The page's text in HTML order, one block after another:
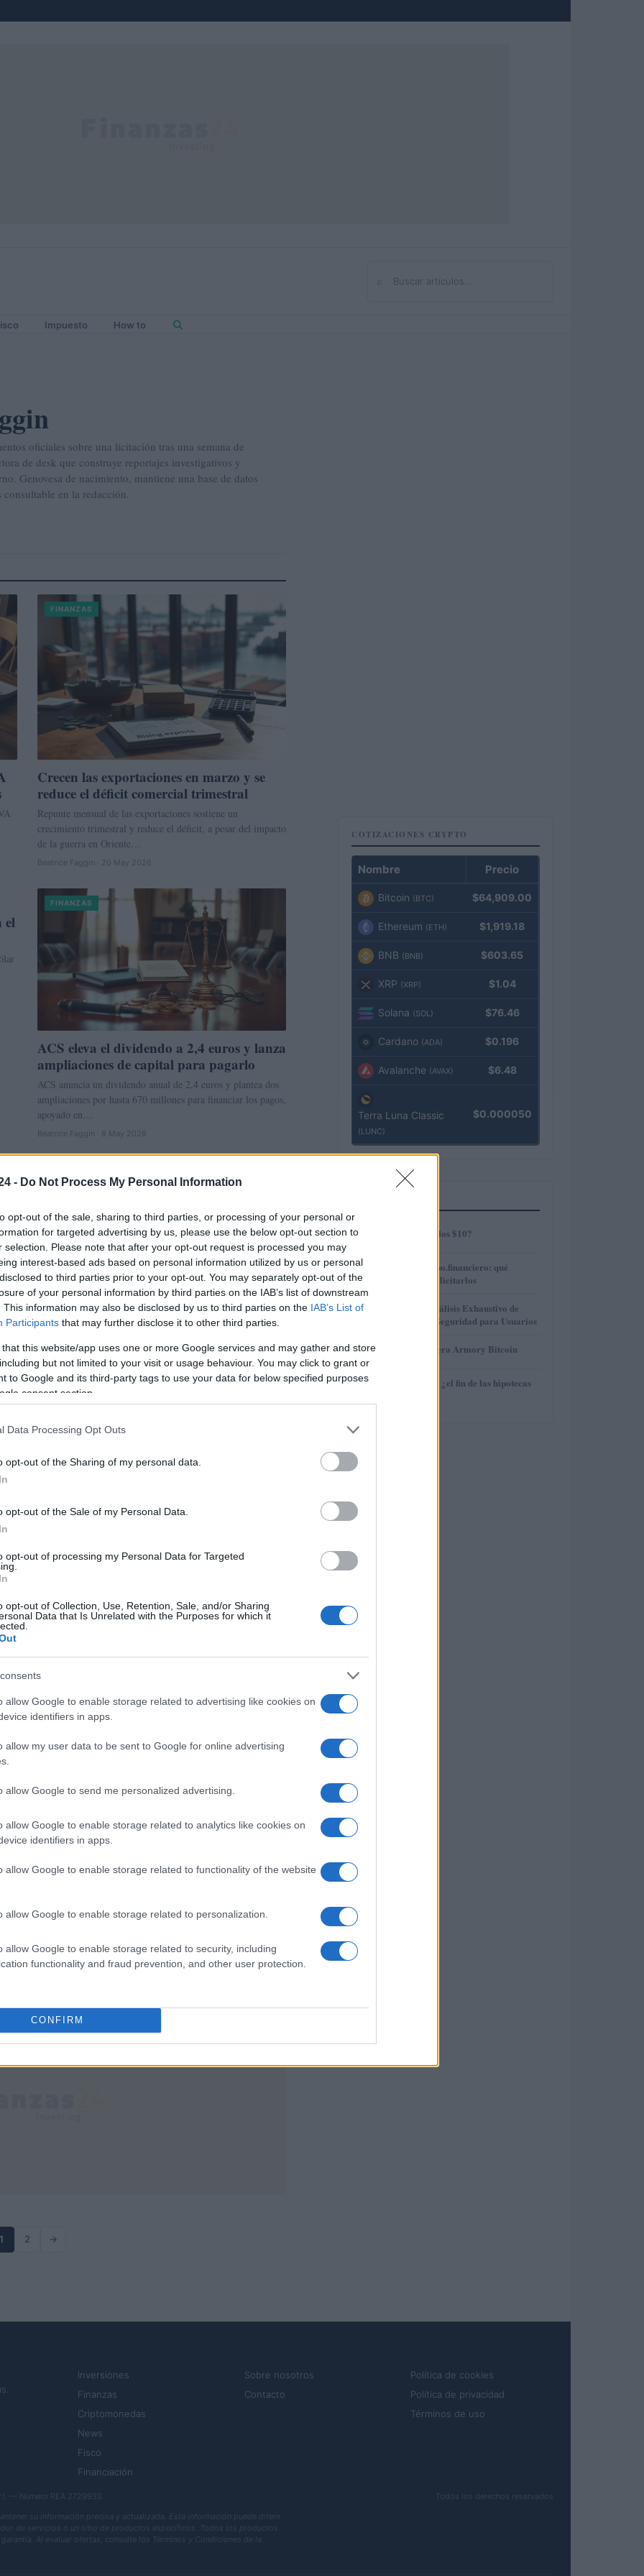
- Do Not Process My Personal Information
opt-out of the sale, sharing to third parties, or processing of your personal or
for targeted advertising by us, please use the below opt-out section to
selection. Please note that after your opt-out request is processed you may
interest-based ads based on personal information utilized by us or personal
to third parties prior to your opt-out. You may separately opt-out of the
of your personal information by third parties on the IAB’s list of downstream
This information may also be disclosed by us to third parties on the IAB’s List of
Participants that may further disclose it to other third parties.
that this website/app uses one or more Google services and may gather and store
but not limited to your visit or usage behaviour. You may click to grant or
to Google and its third-party tags to use your data for below specified purposes
consent section.
Data Processing Opt Outs
opt-out of the Sharing of my personal data.
opt-out of the Sale of my Personal Data.
opt-out of processing my Personal Data for Targeted
opt-out of Collection, Use, Retention, Sale, and/or Sharing
Data that Is Unrelated with the Purposes for which it
allow Google to enable storage related to advertising like cookies on
identifiers in apps.
allow my user data to be sent to Google for online advertising
allow Google to send me personalized advertising.
allow Google to enable storage related to analytics like cookies on
identifiers in apps.
allow Google to enable storage related to functionality of the website
allow Google to enable storage related to personalization.
allow Google to enable storage related to security, including
functionality and fraud prevention, and other user protection.
CONFIRM
Buscar
Impuesto How to
oficiales sobre una licitación tras una semana de
de desk que construye reportajes investigativos y
Genovesa de nacimiento, mantiene una base de datos
en la redacción.
FINANZAS
Crecen las exportaciones en marzo y se
reduce el déficit comercial trimestral
Repunte mensual de las exportaciones sostiene un
crecimiento trimestral y reduce el déficit, a pesar del impacto
de la guerra en Oriente…
Beatrice Faggin · 20 May 2026
el
FINANZAS
ACS eleva el dividendo a 2,4 euros y lanza
ampliaciones de capital para pagarlo
ACS anuncia un dividendo anual de 2,4 euros y plantea dos
ampliaciones por hasta 670 millones para financiar los pagos,
apoyado en…
Beatrice Faggin · 8 May 2026
Qué implica para inquilinos y
propietarios la caída del real decreto-ley
sobre alquileres
El rechazo parlamentario del real decreto-ley que proponía
prórrogas automáticas de hasta dos años para contratos con
vencimiento entre el 22 de…
FINANCIACIÓN
Recuperación de la carrera profesional
sanitaria y exigencia de un pacto de
García-Page firma el pacto para reactivar la carrera
profesional sanitaria, reclama un pacto de Estado sobre gasto
Beatrice Faggin · 20 Abr 2026
FINANCIACIÓN
la financiación del programa Abierto por
Vacaciones en Semana Santa 2026
Presentación de la propuesta provisional de resolución para
la convocatoria de financiación del programa Abierto por
1 2 →
COTIZACIONES CRYPTO
Nombre Precio
Bitcoin (BTC) $64,909.00
Ethereum (ETH) $1,919.18
BNB (BNB) $603.65
XRP (XRP) $1.04
Solana (SOL) $76.46
Cardano (ADA) $0.196
Avalanche (AVAX) $6.48
Terra Luna Classic
(LUNC)
$0.000050
1 ¿AMP alcanzará los $10?
2
Préstamos en Kubo.financiero: qué
ofrecen y cómo solicitarlos
3
Gana Crédito: Análisis Exhaustivo de
Funcionalidad y Seguridad para Usuarios
4 Revisión de billetera Armory Bitcoin
5 Euríbor en caída: ¿el fin de las hipotecas
Inversiones
Finanzas
Criptomonedas
News
Fisco
Financiación
Sobre nosotros
Contacto
Política de cookies
Política de privacidad
Términos de uso
— Número REA 2729933
Todos los derechos reservados
su información precisa y actualizada. Esta información puede diferir
de servicios o un sitio de productos específicos. Todos los productos
Al evaluar ofertas, consulte los Términos y Condiciones de la